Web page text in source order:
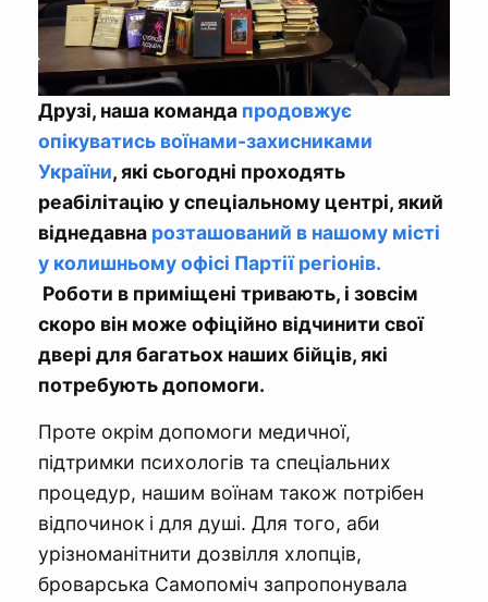
Друзі, наша команда продовжує
опікуватись воїнами-захисниками
України, які сьогодні проходять
реабілітацію у спеціальному центрі, який
віднедавна розташований в нашому місті
у колишньому офісі Партії регіонів.
Роботи в приміщені тривають, і зовсім
скоро він може офіційно відчинити свої
двері для багатьох наших бійців, які
потребують допомоги.
Проте окрім допомоги медичної,
підтримки психологів та спеціальних
процедур, нашим воїнам також потрібен
відпочинок і для душі. Для того, аби
урізноманітнити дозвілля хлопців,
броварська Cамопоміч запропонувала